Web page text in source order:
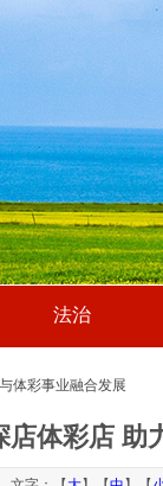
法治
体彩店 助
体彩事业融合发展